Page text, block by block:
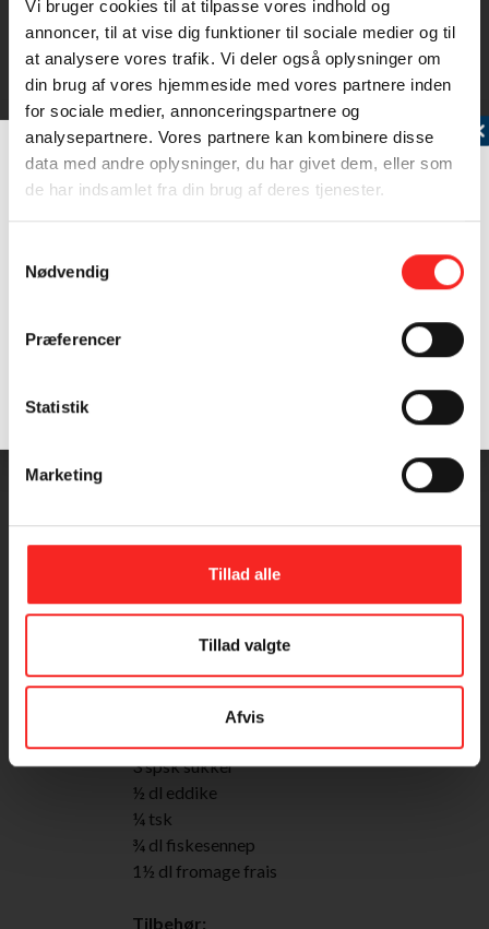
Vi bruger cookies til at tilpasse vores indhold og
annoncer, til at vise dig funktioner til sociale medier og til
at analysere vores trafik. Vi deler også oplysninger om
din brug af vores hjemmeside med vores partnere inden
for sociale medier, annonceringspartnere og
analysepartnere. Vores partnere kan kombinere disse
data med andre oplysninger, du har givet dem, eller som
de har indsamlet fra din brug af deres tjenester.
Nødvendig
Præferencer
Statistik
Marketing
Tillad alle
Tillad valgte
Afvis
Mørksej
Mørksejen er en kompakt og kraftigt bygget
torskefisk med underbid.…
1 æg
1 dl letmælk
2 spsk rapsolie
salt og peber
Løgkompot:
3 spsk sukker
½ dl eddike
¼ tsk
¾ dl fiskesennep
1½ dl fromage frais
Tilbehør:
Tilmeld dig vores nyhedsbrev